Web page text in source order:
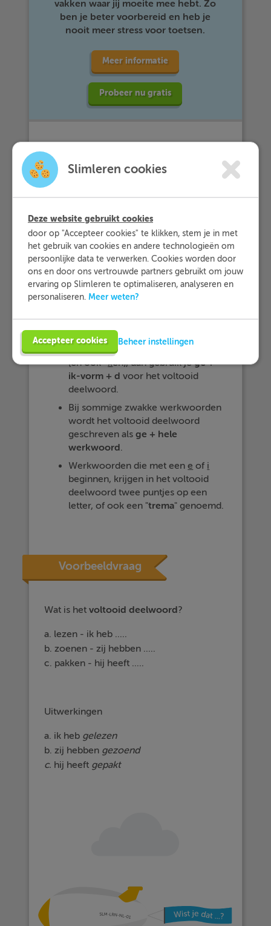
vakken waar jij moeite mee hebt. Zo
ben je beter voorbereid en heb je
nooit meer stress voor toetsen.
Meer informatie
Probeer nu gratis
Om te bepalen of je een d of een t
gebruikt in het voltooid deelwoord,
gebruik je net als bij de verleden tijd
de regel van't kofschip. Dus, als het
werkwoord eindigt op - en, -ken, -
en, - s ch en of -
en (en ook -
t.
Als het werkwoord niet eindigt op -
ten, -ken, -f en of -
(en ook -xen), dan gebruik jege +
ik-vorm + d voor het voltooid
deelwoord.
Bij sommige zwakke werkwoorden
wordt het voltooid deelwoord
geschreven alsge + hele
werkwoord.
Werkwoorden die met eene of i
beginnen, krijgen in het voltooid
deelwoord twee puntjes op een
letter, of ook een "trema" genoemd.
Voorbeeldvraag
Wat is hetvoltooid deelwoord?
a. lezen - ik heb .....
b. zoenen - zij hebben .....
c. pakken - hij heeft .....
Uitwerkingen
a. ik heb gelezen
b. zij hebben gezoend
c. hij heeft gepakt
Slimleren cookies
Deze website gebruikt cookies
door op "Accepteer cookies" te klikken, stem je in met
het gebruik van cookies en andere technologieën om
persoonlijke data te verwerken. Cookies worden door
ons en door ons vertrouwde partners gebruikt om jouw
ervaring op Slimleren te optimaliseren, analyseren en
personaliseren. Meer weten?
Accepteer cookies Beheer instellingen